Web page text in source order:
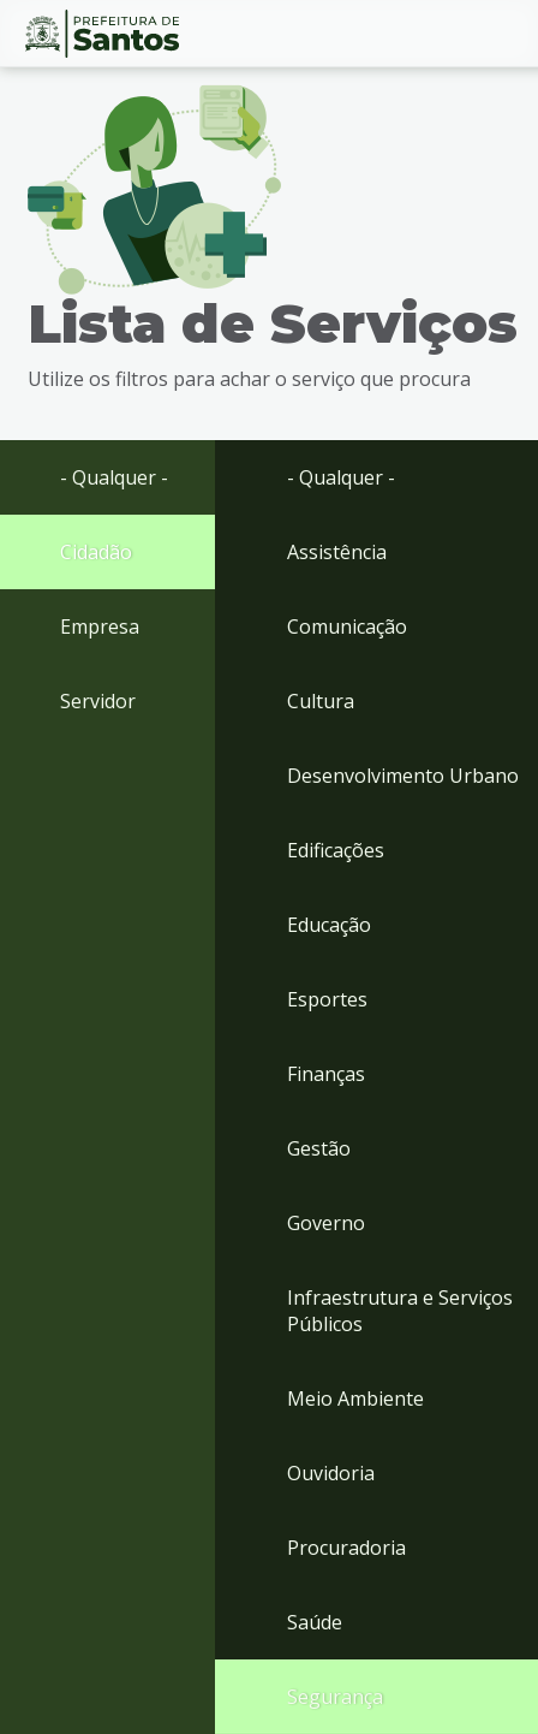
Ir
busca
Ir
rodapé
Conteúdo
Lista de Serviços
Utilize os filtros para achar o serviço que procura
- Qualquer -
Cidadão
Empresa
Servidor
- Qualquer -
Assistência
Comunicação
Cultura
Desenvolvimento Urbano
Edificações
Educação
Esportes
Finanças
Gestão
Governo
Infraestrutura e Serviços
Públicos
Meio Ambiente
Ouvidoria
Procuradoria
Saúde
Segurança